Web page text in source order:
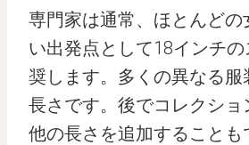
専門家は通常、ほとんどの
い出発点として18インチ
奨します。多くの異なる服
長さです。後でコレクショ
他の長さを追加することも